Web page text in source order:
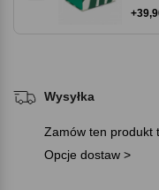
Wysyłka
Zamów ten produkt
Opcje dostaw >